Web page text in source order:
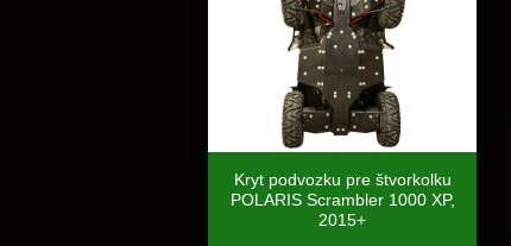
Kryt podvozku pre štvorkolku
POLARIS Scrambler 1000 XP,
2015+